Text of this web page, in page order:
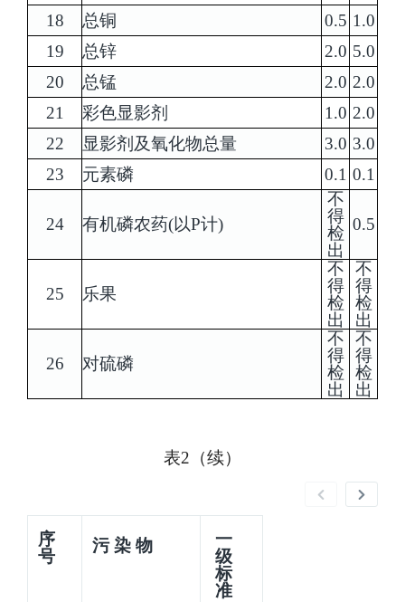
18
总铜 0.5 1.0
19
总锌 2.0 5.0
20
总锰 2.0 2.0
21
彩色显影剂 1.0 2.0
22
显影剂及氧化物总量 3.0 3.0
23
元素磷 0.1 0.1
24 有机磷农药(以P计)
不
得
检
出
0.5
25 乐果
不
得
检
出
不
得
检
出
26 对硫磷
不
得
检
出
不
得
检
出
表2（续）
序
号
污 染 物
一
级
标
准